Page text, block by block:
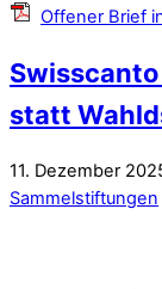
Offener Brief
statt
11. Dezember
Sammelstiftungen